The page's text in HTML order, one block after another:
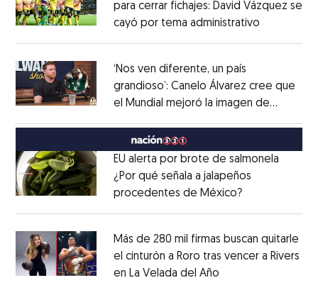
para cerrar fichajes: David Vázquez se
cayó por tema administrativo
‘Nos ven diferente, un país
grandioso’: Canelo Álvarez cree que
el Mundial mejoró la imagen de
EU alerta por brote de salmonela
¿Por qué señala a jalapeños
procedentes de México?Opens in new
Más de 280 mil firmas buscan quitarle
el cinturón a Roro tras vencer a Rivers
en La Velada del Año